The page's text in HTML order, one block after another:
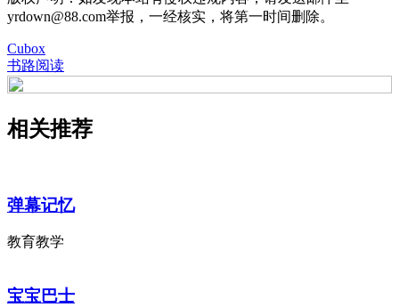
yrdown@88.com举报，一经核实，将第一时间删除。
Cubox
书路阅读
相关推荐
弹幕记忆
教育教学
宝宝巴士